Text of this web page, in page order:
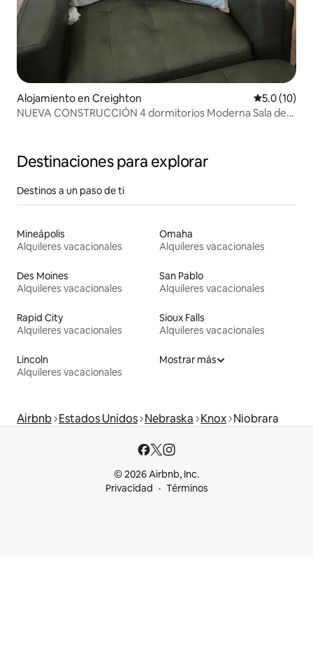
Alojamiento en Creighton Calificación
5.0 (10)
NUEVA CONSTRUCCIÓN 4 dormitorios Moderna Sala de
Destinaciones para explorar
Destinos a un paso de ti
Mineápolis
Alquileres vacacionales
Omaha
Alquileres vacacionales
Des Moines
Alquileres vacacionales
San Pablo
Alquileres vacacionales
Rapid City
Alquileres vacacionales
Sioux Falls
Alquileres vacacionales
Lincoln
Alquileres vacacionales
Mostrar más
Airbnb Estados Unidos Nebraska Knox Niobrara
© 2026 Airbnb, Inc.
Privacidad
Términos